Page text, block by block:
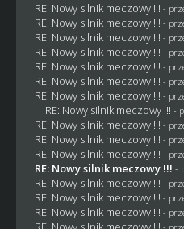
RE: Nowy silnik meczowy !!! -
RE: Nowy silnik meczowy !!! -
RE: Nowy silnik meczowy !!! -
RE: Nowy silnik meczowy !!! -
RE: Nowy silnik meczowy !!! -
RE: Nowy silnik meczowy !!! -
RE: Nowy silnik meczowy !!! -
RE: Nowy silnik meczowy !!! -
RE: Nowy silnik meczowy !!! -
RE: Nowy silnik meczowy !!! -
RE: Nowy silnik meczowy !!! -
RE: Nowy silnik meczowy !!! -
RE: Nowy silnik meczowy !!! -
RE: Nowy silnik meczowy !!! -
RE: Nowy silnik meczowy !!! -